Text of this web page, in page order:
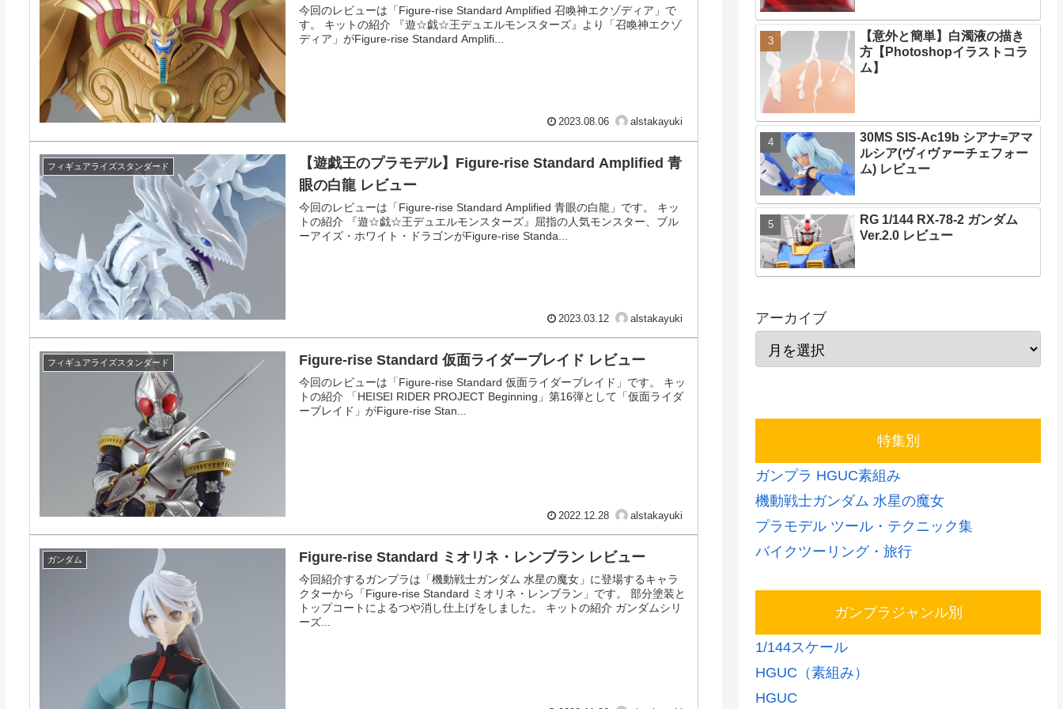
今回のレビューは「Figure-rise Standard Amplified 召喚神エクゾディア」で
す。 キットの紹介 『遊☆戯☆王デュエルモンスターズ』より「召喚神エクゾ
ディア」がFigure-rise Standard Amplifi...
2023.08.06 alstakayuki
フィギュアライズスタンダード
【遊戯王のプラモデル】Figure-rise Standard Amplified 青
眼の白龍 レビュー
今回のレビューは「Figure-rise Standard Amplified 青眼の白龍」です。 キッ
トの紹介 『遊☆戯☆王デュエルモンスターズ』屈指の人気モンスター、ブル
ーアイズ・ホワイト・ドラゴンがFigure-rise Standa...
2023.03.12 alstakayuki
フィギュアライズスタンダード Figure-rise Standard 仮面ライダーブレイド レビュー
今回のレビューは「Figure-rise Standard 仮面ライダーブレイド」です。 キッ
トの紹介 「HEISEI RIDER PROJECT Beginning」第16弾として「仮面ライダ
ーブレイド」がFigure-rise Stan...
2022.12.28 alstakayuki
ガンダム Figure-rise Standard ミオリネ・レンブラン レビュー
今回紹介するガンプラは「機動戦士ガンダム 水星の魔女」に登場するキャラ
クターから「Figure-rise Standard ミオリネ・レンブラン」です。 部分塗装と
トップコートによるつや消し仕上げをしました。 キットの紹介 ガンダムシリ
ーズ...
【意外と簡単】白濁液の描き
方【Photoshopイラストコラ
ム】
30MS SIS-Ac19b シアナ=アマ
ルシア(ヴィヴァーチェフォー
ム) レビュー
RG 1/144 RX-78-2 ガンダム
Ver.2.0 レビュー
アーカイブ
特集別
ガンプラ HGUC素組み
機動戦士ガンダム 水星の魔女
プラモデル ツール・テクニック集
バイクツーリング・旅行
ガンプラジャンル別
1/144スケール
HGUC（素組み）
HGUC